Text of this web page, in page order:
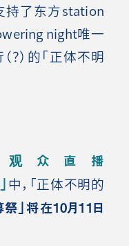
持了东方station
night唯一
）的「正体不明
众直播
中，「正体不明的
祭」将在10月11日